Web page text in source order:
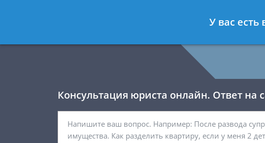
- Юрист по гражданским делам
Консультация юриста онлайн. Ответ на
У вас есть